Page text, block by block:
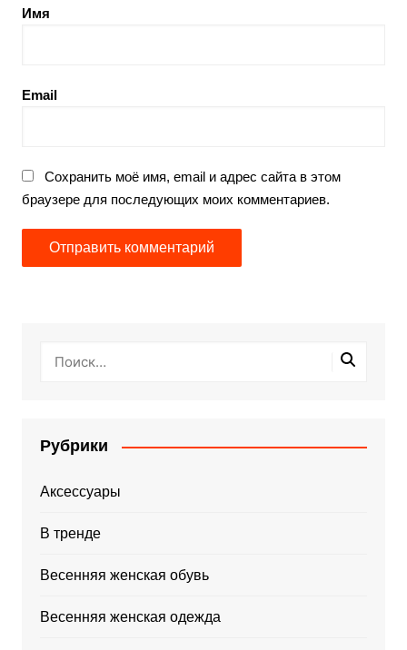
Имя
Email
Сохранить моё имя, email и адрес сайта в этом
браузере для последующих моих комментариев.
Рубрики
Аксессуары
В тренде
Весенняя женская обувь
Весенняя женская одежда